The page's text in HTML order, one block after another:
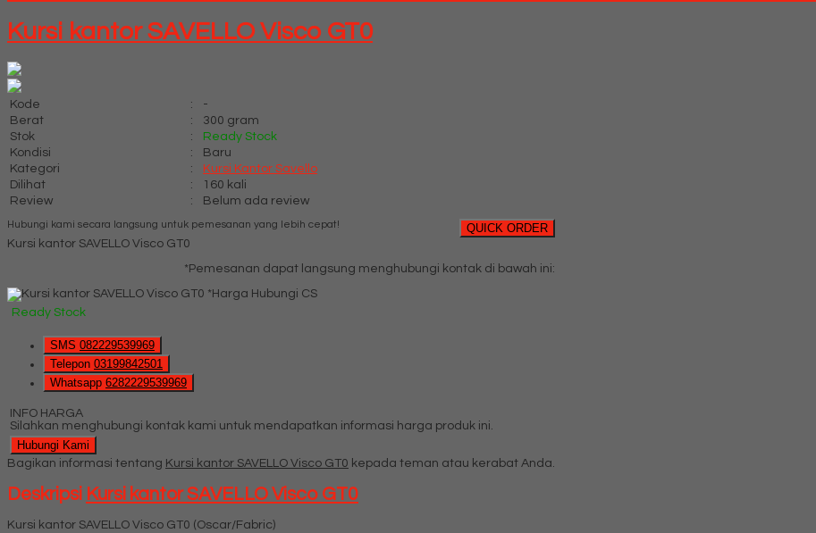
Kursi kantor SAVELLO Visco GT0
Kode :
-
Berat
:
300 gram
Stok
:
Ready Stock
Kondisi
:
Baru
Kategori
:
Kursi Kantor Savello
Dilihat
:
160 kali
Review
: Belum ada review
QUICK ORDER
Hubungi kami secara langsung untuk pemesanan yang lebih cepat!
Kursi kantor SAVELLO Visco GT0
*Pemesanan dapat langsung menghubungi kontak di bawah ini:
*Harga Hubungi CS
Ready Stock
SMS 082229539969
Telepon 03199842501
Whatsapp 6282229539969
INFO HARGA
Silahkan menghubungi kontak kami untuk mendapatkan informasi harga produk ini.
Hubungi Kami
Bagikan informasi tentang Kursi kantor SAVELLO Visco GT0 kepada teman atau kerabat Anda.
Deskripsi Kursi kantor SAVELLO Visco GT0
Kursi kantor SAVELLO Visco GT0 (Oscar/Fabric)